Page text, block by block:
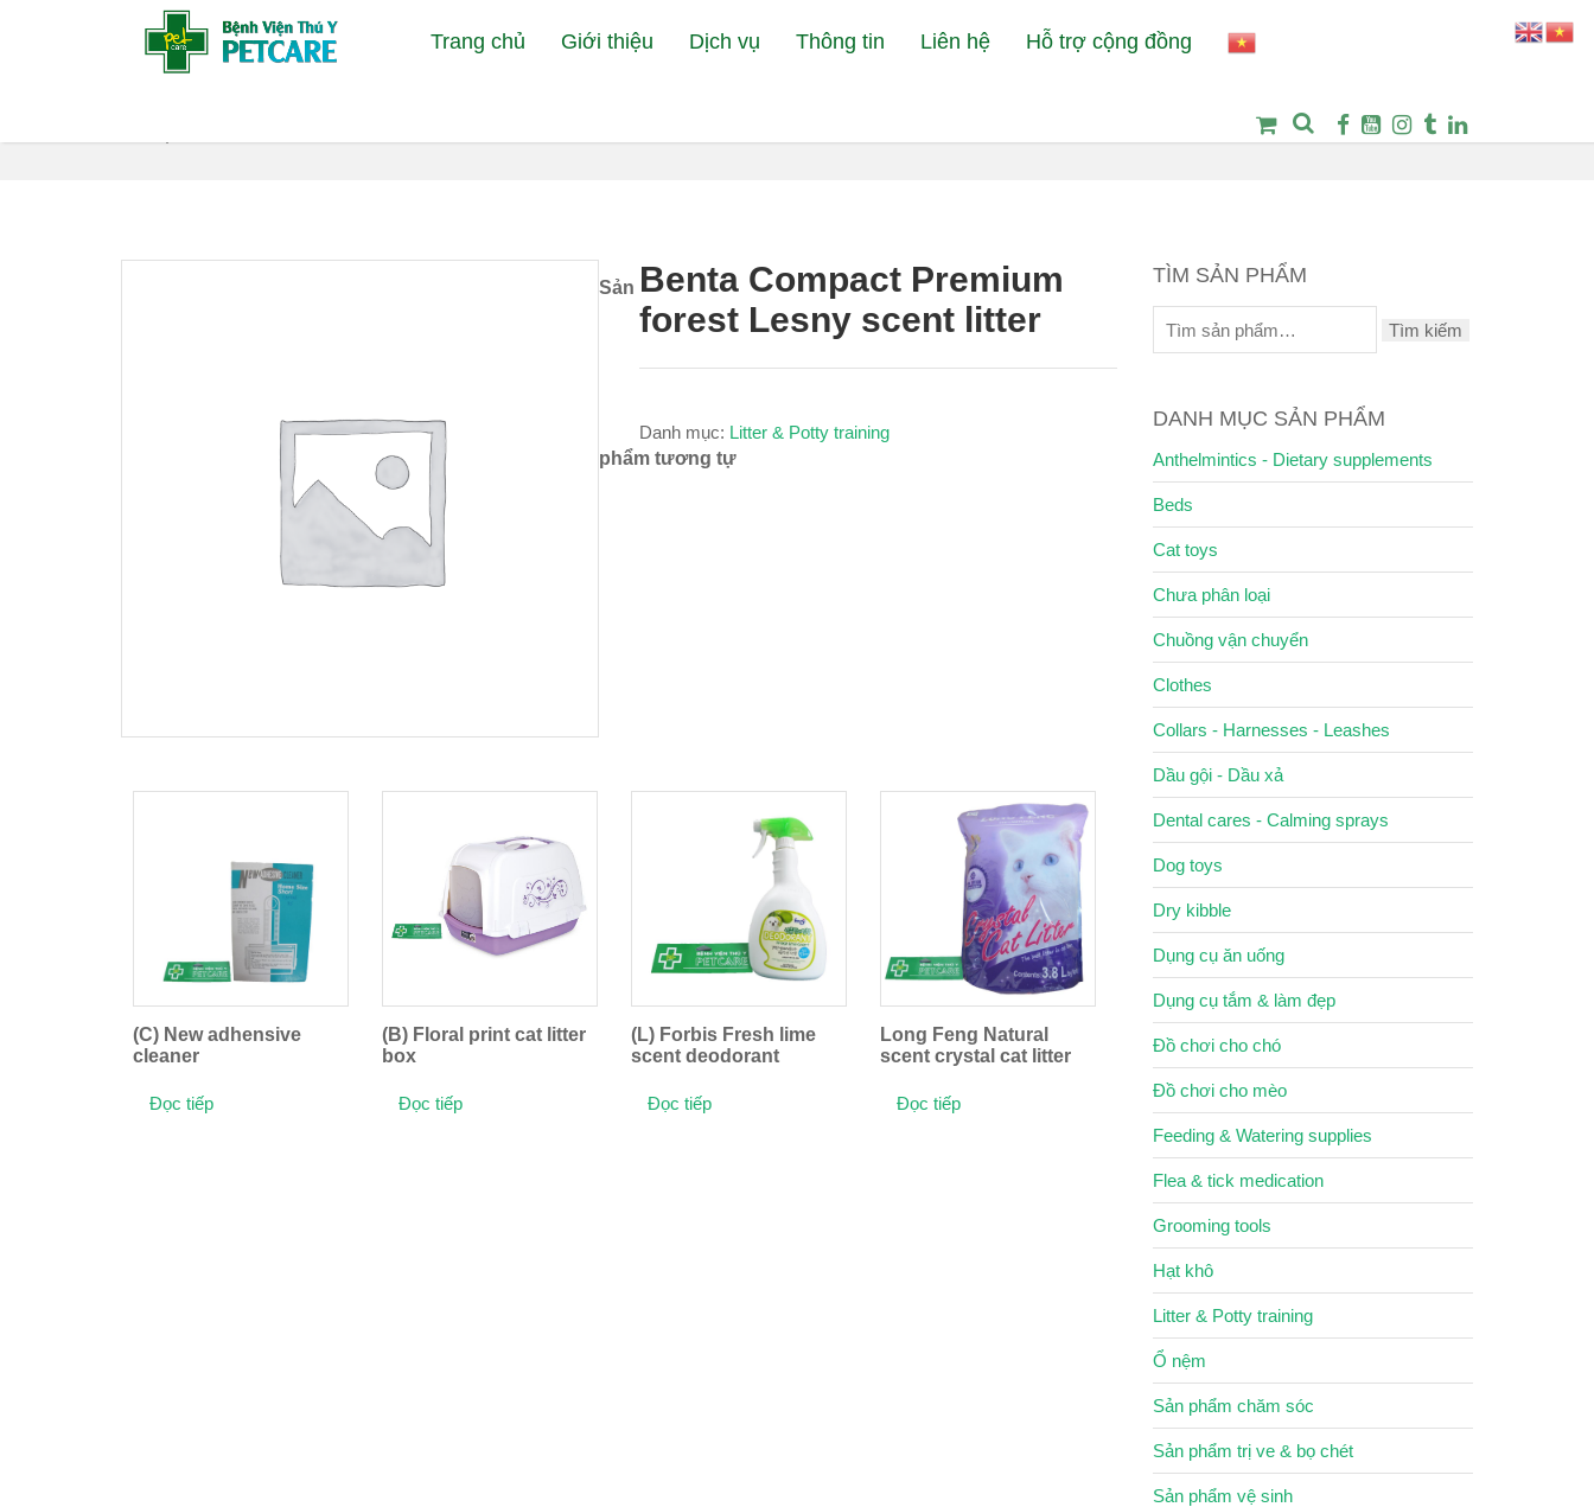
Trang chủ Giới thiệu Dịch vụ Thông tin Liên hệ Hỗ trợ cộng đồng
Benta Compact Premium forest Lesny scent litter
Benta Compact Premium
forest Lesny scent litter
Danh mục: Litter & Potty training
Sản
phẩm tương tự
(C) New adhensive
cleaner
Đọc tiếp
(B) Floral print cat litter
box
Đọc tiếp
(L) Forbis Fresh lime
scent deodorant
Đọc tiếp
Long Feng Natural
scent crystal cat litter
Đọc tiếp
TÌM SẢN PHẨM
Tìm kiếm
DANH MỤC SẢN PHẨM
Anthelmintics - Dietary supplements
Beds
Cat toys
Chưa phân loại
Chuồng vận chuyển
Clothes
Collars - Harnesses - Leashes
Dầu gội - Dầu xả
Dental cares - Calming sprays
Dog toys
Dry kibble
Dụng cụ ăn uống
Dụng cụ tắm & làm đẹp
Đồ chơi cho chó
Đồ chơi cho mèo
Feeding & Watering supplies
Flea & tick medication
Grooming tools
Hạt khô
Litter & Potty training
Ổ nệm
Sản phẩm chăm sóc
Sản phẩm trị ve & bọ chét
Sản phẩm vệ sinh